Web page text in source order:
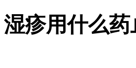
湿疹用什么